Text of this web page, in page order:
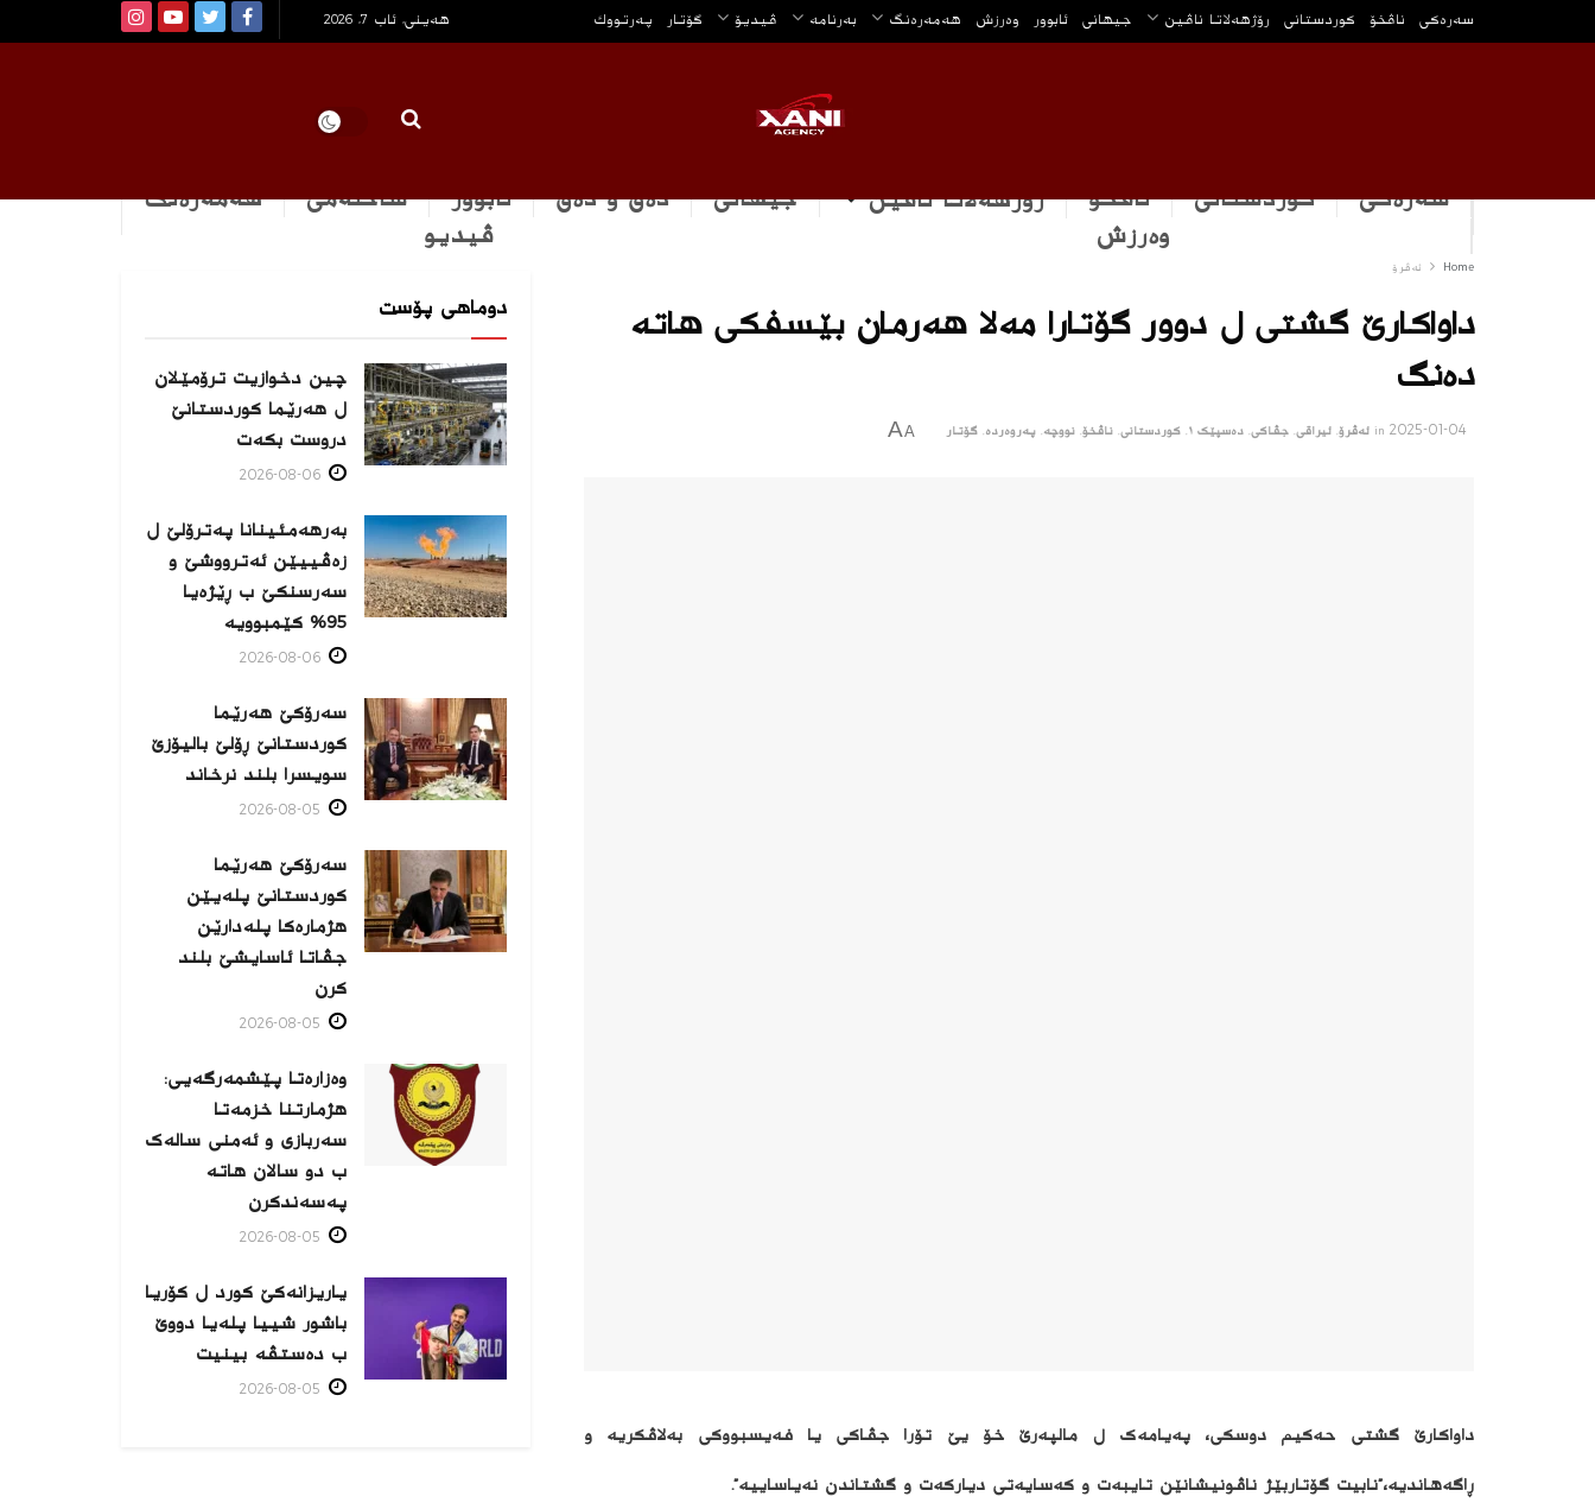
سه‌ره‌كی ناڤخۆ كوردستانى رۆژهه‌لاتا ناڤین جیهانی ئابوور وه‌رزش هه‌مه‌ره‌نگ بەرنامە ڤیدیۆ گۆتار په‌رتووك هەینی, ئاب 7, 2026
سەرەکی كوردستانى ناڤخۆ رۆژهه‌لاتا ناڤین جیهانی دەق و دەق ئابوور ساخله‌می
هه‌مه‌ره‌نگ
وه‌رزش
ڤیدیو
Home ئه‌ڤرۆ
داواکارێ گشتی ل دوور گۆتارا مەلا هەرمان بێسفکی هاتە
دەنگ
2025-01-04
in ئه‌ڤرۆ, ئیراقی, جڤاكی, دەسپێک ١ , كوردستانى, ناڤخۆ, نووچه‌, پەروەردە, گۆتار A
A
داواکارێ گشتی حەکیم دوسکی، پەیامەک ل مالپەرێ خۆ یێ تۆرا جڤاکی یا فەیسبووکی بەلاڤکریە و
ڕاگەهاندیە،”نابیت گۆتاربێژ ناڤونیشانێن تایبەت و کەسایەتی دیارکەت و گشتاندن نەیاساییه”.
دوماهی پۆست
چین دخوازیت ترۆمێلان
ل هەرێما كوردستانێ
دروست بكەت
بەرهەمئینانا په‌ترۆلێ ل
زه‌ڤییێن ئەترووشێ و
سەرسنكێ ب ڕێژەیا
95% كێمبوویە
سەرۆکێ هەرێما
کوردستانێ ڕۆلێ بالیۆزێ
سویسرا بلند نرخاند
سەرۆکێ هەرێما
کوردستانێ پلەیێن
هژمارەكا پلەدارێن
جڤاتا ئاسایشێ بلند
كرن
وەزارەتا پێشمەرگەیی:
هژمارتنا خزمەتا
سەربازی و ئەمنی سالەک
ب دو سالان هاتە
پەسەندكرن
یاریزانەكێ کورد ل کۆریا
باشور شییا پلەیا دووێ
ب دەستڤە بینیت